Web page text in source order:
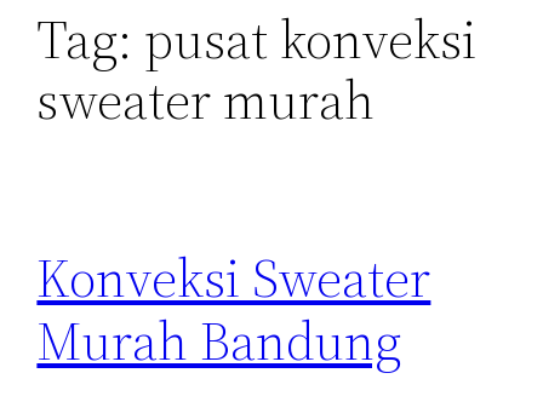
Tag: pusat konveksi
sweater murah
Konveksi Sweater
Murah Bandung